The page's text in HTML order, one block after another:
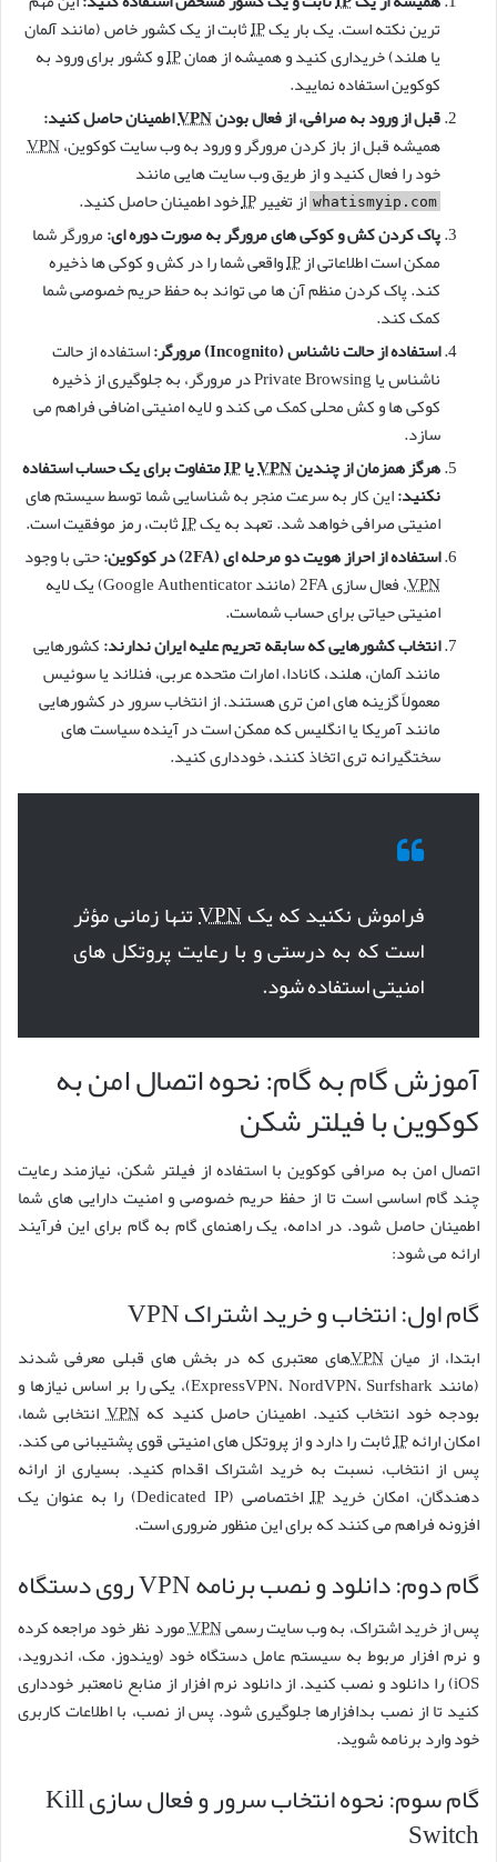
ترین نکته است. یک بار یکIPثابت از یک کشور خاص (مانند آلمان
یا هلند) خریداری کنید و همیشه از همانIPو کشور برای ورود به
کوکوین استفاده نمایید.
قبل از ورود به صرافی، از فعال بودنVPNاطمینان حاصل کنید:
همیشه قبل از باز کردن مرورگر و ورود به وب سایت کوکوین،VPN
خود را فعال کنید و از طریق وب سایت هایی مانند
whatismyip.com از تغییرIPخود اطمینان حاصل کنید.
پاک کردن کش و کوکی های مرورگر به صورت دوره ای:مرورگر شما
ممکن است اطلاعاتی ازIPواقعی شما را در کش و کوکی ها ذخیره
کند. پاک کردن منظم آن ها می تواند به حفظ حریم خصوصی شما
کمک کند.
استفاده از حالت ناشناس (Incognito) مرورگر:
استفاده از حالت
ناشناس یا Private Browsing در مرورگر، به جلوگیری از ذخیره
کوکی ها و کش محلی کمک می کند و لایه امنیتی اضافی فراهم می
سازد.
هرگز همزمان از چندینVPNیاIPمتفاوت برای یک حساب استفاده
نکنید:این کار به سرعت منجر به شناسایی شما توسط سیستم های
امنیتی صرافی خواهد شد. تعهد به یکIPثابت، رمز موفقیت است.
استفاده از احراز هویت دو مرحله ای (2FA) در کوکوین:
حتی با وجود
VPN
، فعال سازی 2FA (مانند Google Authenticator) یک لایه
امنیتی حیاتی برای حساب شماست.
انتخاب کشورهایی که سابقه تحریم علیه ایران ندارند:کشورهایی
مانند آلمان، هلند، کانادا، امارات متحده عربی، فنلاند یا سوئیس
معمولاً گزینه های امن تری هستند. از انتخاب سرور در کشورهایی
مانند آمریکا یا انگلیس که ممکن است در آینده سیاست های
سختگیرانه تری اتخاذ کنند، خودداری کنید.
فراموش نکنید که یکVPNتنها زمانی مؤثر
است که به درستی و با رعایت پروتکل های
امنیتی استفاده شود.
آموزش گام به گام: نحوه اتصال امن به
کوکوین با فیلتر شکن
اتصال امن به صرافی کوکوین با استفاده از فیلتر شکن، نیازمند رعایت
چند گام اساسی است تا از حفظ حریم خصوصی و امنیت دارایی های شما
اطمینان حاصل شود. در ادامه، یک راهنمای گام به گام برای این فرآیند
ارائه می شود:
گام اول: انتخاب و خرید اشتراک VPN
ابتدا، از میان VPNهای معتبری که در بخش های قبلی معرفی شدند
(مانند ExpressVPN، NordVPN، Surfshark)، یکی را بر اساس نیازها و
بودجه خود انتخاب کنید. اطمینان حاصل کنید کهVPNانتخابی شما،
امکان ارائهIPثابت را دارد و از پروتکل های امنیتی قوی پشتیبانی می کند.
پس از انتخاب، نسبت به خرید اشتراک اقدام کنید. بسیاری از ارائه
دهندگان، امکان خریدIP
اختصاصی (Dedicated IP) را به عنوان یک
افزونه فراهم می کنند که برای این منظور ضروری است.
گام دوم: دانلود و نصب برنامه VPN روی دستگاه
پس از خرید اشتراک، به وب سایت رسمیVPNمورد نظر خود مراجعه کرده
و نرم افزار مربوط به سیستم عامل دستگاه خود (ویندوز، مک، اندروید،
iOS) را دانلود و نصب کنید. از دانلود نرم افزار از منابع نامعتبر خودداری
کنید تا از نصب بدافزارها جلوگیری شود. پس از نصب، با اطلاعات کاربری
خود وارد برنامه شوید.
گام سوم: نحوه انتخاب سرور و فعال سازی Kill
Switch